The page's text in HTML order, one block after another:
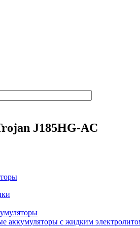
J185HG-AC
аккумуляторы с жидким